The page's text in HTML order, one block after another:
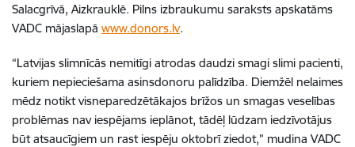
Salacgrīvā, Aizkrauklē. Pilns izbraukumu saraksts apskatāms
VADC mājaslapā www.donors.lv.
“Latvijas slimnīcās nemitīgi atrodas daudzi smagi slimi pacienti,
kuriem nepieciešama asinsdonoru palīdzība. Diemžēl nelaimes
mēdz notikt visneparedzētākajos brīžos un smagas veselības
problēmas nav iespējams ieplānot, tādēļ lūdzam iedzīvotājus
būt atsaucīgiem un rast iespēju oktobrī ziedot,” mudina VADC